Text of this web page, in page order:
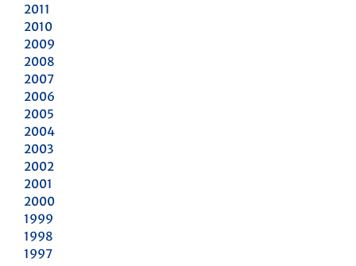
2011
2010
2009
2008
2007
2006
2005
2004
2003
2002
2001
2000
1999
1998
1997